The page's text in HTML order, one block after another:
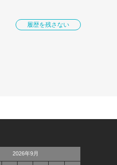
履歴を残さない
2026年9月